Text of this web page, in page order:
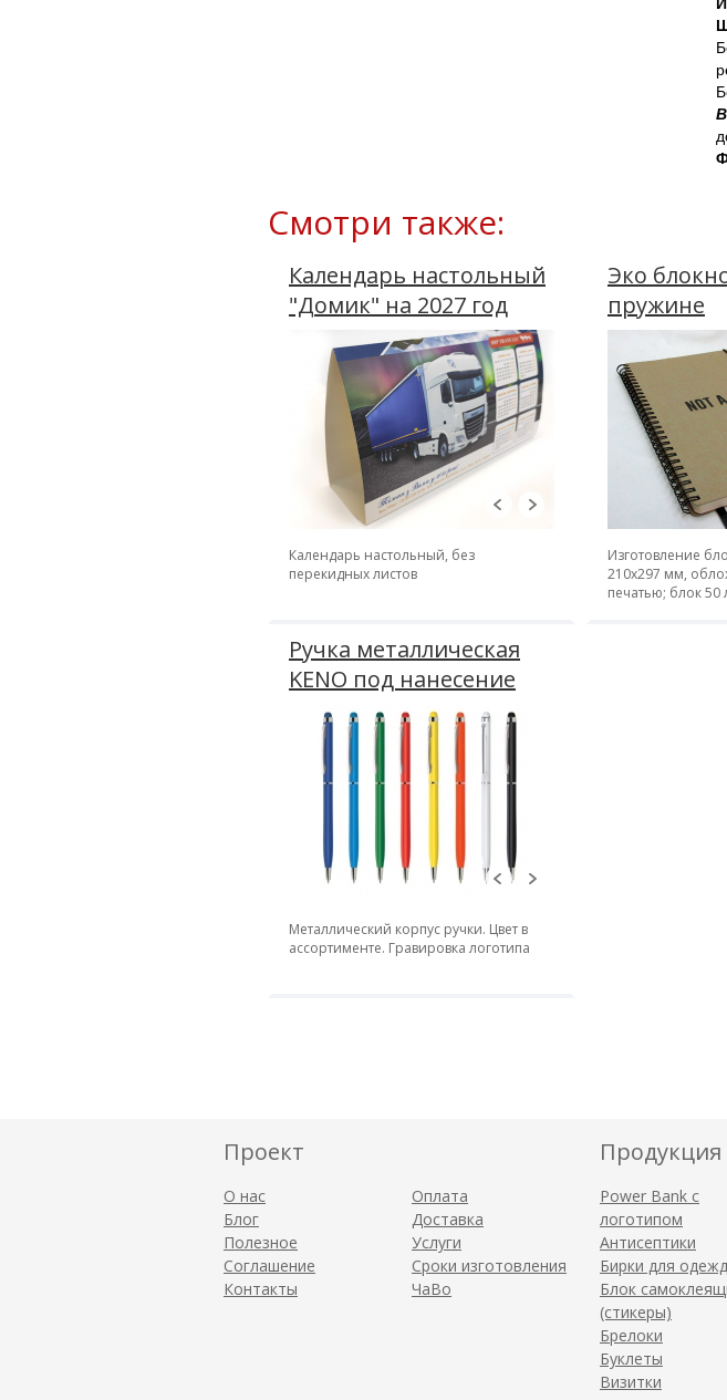
Смотри также:
Календарь настольный
"Домик" на 2027 год
Календарь настольный, без
перекидных листов
Эко
пружине
Изготовление
210х297 мм,
печатью; блок 50
Ручка металлическая
KENO под нанесение
логотипа
Металлический корпус ручки. Цвет в
ассортименте. Гравировка логотипа
Проект
О нас
Блог
Полезное
Соглашение
Контакты
Оплата
Доставка
Услуги
Сроки изготовления
ЧаВо
Продукция
Power Bank с
логотипом
Антисептики
Бирки для
Блок
(стикеры)
Брелоки
Буклеты
Визитки